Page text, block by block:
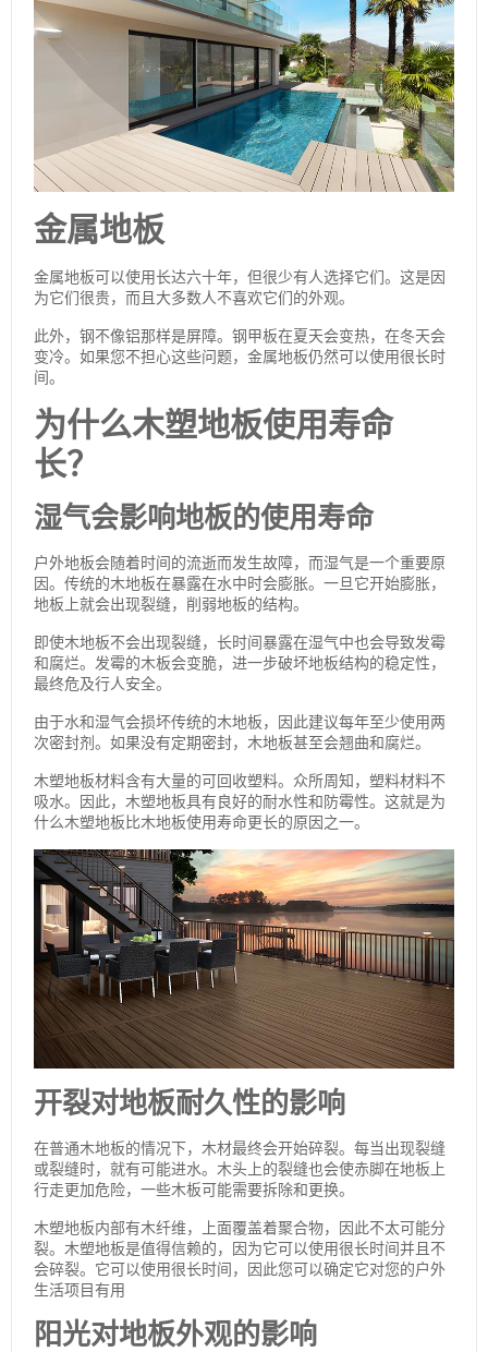
金属地板
金属地板可以使用长达六十年，但很少有人选择它们。这是因
为它们很贵，而且大多数人不喜欢它们的外观。
此外，钢不像铝那样是屏障。钢甲板在夏天会变热，在冬天会
变冷。如果您不担心这些问题，金属地板仍然可以使用很长时
间。
为什么木塑地板使用寿命
长？
湿气会影响地板的使用寿命
户外地板会随着时间的流逝而发生故障，而湿气是一个重要原
因。传统的木地板在暴露在水中时会膨胀。一旦它开始膨胀，
地板上就会出现裂缝，削弱地板的结构。
即使木地板不会出现裂缝，长时间暴露在湿气中也会导致发霉
和腐烂。发霉的木板会变脆，进一步破坏地板结构的稳定性，
最终危及行人安全。
由于水和湿气会损坏传统的木地板，因此建议每年至少使用两
次密封剂。如果没有定期密封，木地板甚至会翘曲和腐烂。
木塑地板材料含有大量的可回收塑料。众所周知，塑料材料不
吸水。因此，木塑地板具有良好的耐水性和防霉性。这就是为
什么木塑地板比木地板使用寿命更长的原因之一。
开裂对地板耐久性的影响
在普通木地板的情况下，木材最终会开始碎裂。每当出现裂缝
或裂缝时，就有可能进水。木头上的裂缝也会使赤脚在地板上
行走更加危险，一些木板可能需要拆除和更换。
木塑地板内部有木纤维，上面覆盖着聚合物，因此不太可能分
裂。木塑地板是值得信赖的，因为它可以使用很长时间并且不
会碎裂。它可以使用很长时间，因此您可以确定它对您的户外
生活项目有用
阳光对地板外观的影响